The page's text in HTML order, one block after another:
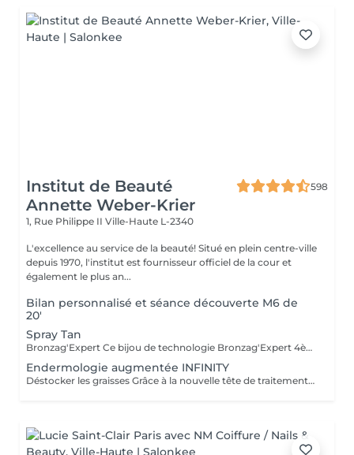
Institut de Beauté
Annette Weber-Krier
598
1, Rue Philippe II Ville-Haute L-2340
L'excellence au service de la beauté! Situé en plein centre-ville
depuis 1970, l'institut est fournisseur officiel de la cour et
également le plus an...
Bilan personnalisé et séance découverte M6 de
20'
Spray Tan
Bronzag'Expert Ce bijou de technologie Bronzag'Expert 4ème Génération fonctionnant avec notre lotion, offre un bronzage sur-mesure sans exposition aux UV. Grâce à sa composition 99% naturelle contenant un activateur de mélanine et des actifs hydratants, vous allez retrouver une peau bronzée, revitalisée et repulpée.
Endermologie augmentée INFINITY
Déstocker les graisses Grâce à la nouvelle tête de traitement brevetée Alliance, endermologie® permet de cibler et daffiner les zones rebelles à lexercice et à lhygiène alimentaire (bras, dos, ventre, taille, cuisses..) tout en sadaptant précisément aux besoins de chaque peau. Lisser la cellulite La cellulite, qui touche 90 % des femmes même les plus minces et les plus sportives, résulte à la fois dun stockage de graisses dans les adipocytes (cellules graisseuses) et dune rétention deau tout autour. Raffermir la peau Variations de poids, grossesses, temps qui passe la peau perd progressivement de sa tonicité et de sa souplesse. Même si ce relâchement cutané concerne tout le corps, certaines zones y sont plus sensibles : intérieur des cuisses, ventre, bras, etc Retrouver des jambes légères Jambes lourdes et douloureuses, chevilles ou pieds gonflés ces symptômes traduisent une mauvaise circulation sanguine et lymphatique. Les toxines saccumulent dans lorganisme, ce qui explique de telles variations de volume en une même journée ou à différents moments du cycle féminin. Bien-être Découvrez des parcours de soins au concept exclusif, pour une efficacité et une détente incomparables.